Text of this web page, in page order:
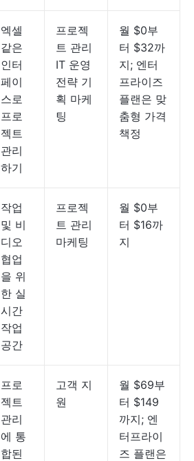
엑셀
같은
인터
페이
스로
프로
젝트
관리
하기
프로젝
트 관리
IT 운영
전략 기
획 마케
팅
월 $0부
터 $32까
지; 엔터
프라이즈
플랜은 맞
춤형 가격
책정
작업
및 비
디오
협업
을 위
한 실
시간
작업
공간
프로젝
트 관리
마케팅
월 $0부
터 $16까
지
프로
젝트
관리
에 통
합된
고객 지
원
월 $69부
터 $149
까지; 엔
터프라이
즈 플랜은